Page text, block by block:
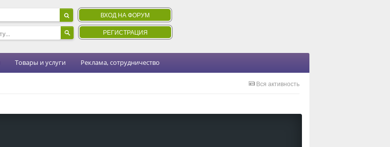
ВХОД НА ФОРУМ
РЕГИСТРАЦИЯ
Товары и услуги Реклама, сотрудничество
Вся активность